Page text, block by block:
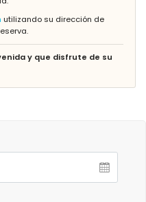
utilizando su dirección de
y que disfrute de su